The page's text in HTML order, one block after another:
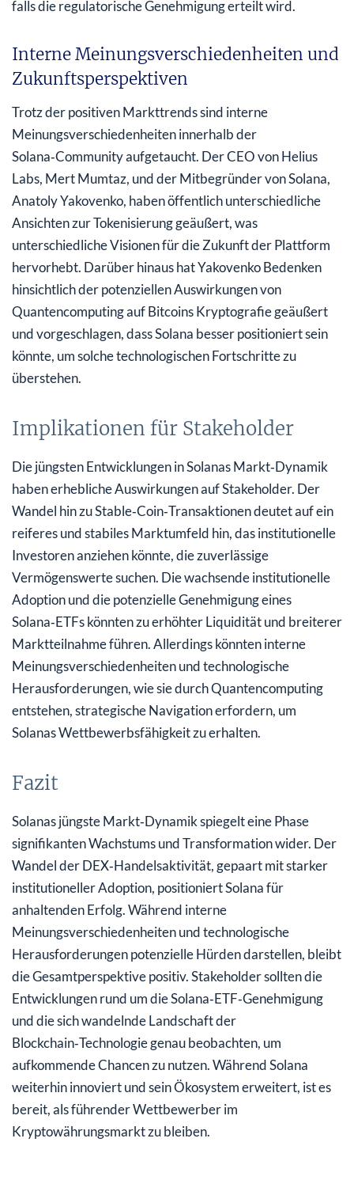
falls die regulatorische Genehmigung erteilt wird.
Interne Meinungsverschiedenheiten und
Zukunftsperspektiven
Trotz der positiven Markttrends sind interne
Meinungsverschiedenheiten innerhalb der
Solana‑Community aufgetaucht. Der CEO von Helius
Labs, Mert Mumtaz, und der Mitbegründer von Solana,
Anatoly Yakovenko, haben öffentlich unterschiedliche
Ansichten zur Tokenisierung geäußert, was
unterschiedliche Visionen für die Zukunft der Plattform
hervorhebt. Darüber hinaus hat Yakovenko Bedenken
hinsichtlich der potenziellen Auswirkungen von
Quantencomputing auf Bitcoins Kryptografie geäußert
und vorgeschlagen, dass Solana besser positioniert sein
könnte, um solche technologischen Fortschritte zu
überstehen.
Implikationen für Stakeholder
Die jüngsten Entwicklungen in Solanas Markt‑Dynamik
haben erhebliche Auswirkungen auf Stakeholder. Der
Wandel hin zu Stable‑Coin‑Transaktionen deutet auf ein
reiferes und stabiles Marktumfeld hin, das institutionelle
Investoren anziehen könnte, die zuverlässige
Vermögenswerte suchen. Die wachsende institutionelle
Adoption und die potenzielle Genehmigung eines
Solana‑ETFs könnten zu erhöhter Liquidität und breiterer
Marktteilnahme führen. Allerdings könnten interne
Meinungsverschiedenheiten und technologische
Herausforderungen, wie sie durch Quantencomputing
entstehen, strategische Navigation erfordern, um
Solanas Wettbewerbsfähigkeit zu erhalten.
Fazit
Solanas jüngste Markt‑Dynamik spiegelt eine Phase
signifikanten Wachstums und Transformation wider. Der
Wandel der DEX‑Handelsaktivität, gepaart mit starker
institutioneller Adoption, positioniert Solana für
anhaltenden Erfolg. Während interne
Meinungsverschiedenheiten und technologische
Herausforderungen potenzielle Hürden darstellen, bleibt
die Gesamt­perspektive positiv. Stakeholder sollten die
Entwicklungen rund um die Solana‑ETF‑Genehmigung
und die sich wandelnde Landschaft der
Blockchain‑Technologie genau beobachten, um
aufkommende Chancen zu nutzen. Während Solana
weiterhin innoviert und sein Ökosystem erweitert, ist es
bereit, als führender Wettbewerber im
Kryptowährungsmarkt zu bleiben.